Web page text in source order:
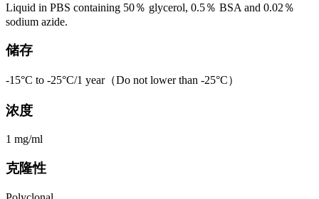
Liquid in PBS containing 50％ glycerol, 0.5％ BSA and 0.02％
sodium azide.
储存
-15°C to -25°C/1 year（Do not lower than -25°C）
浓度
1 mg/ml
克隆性